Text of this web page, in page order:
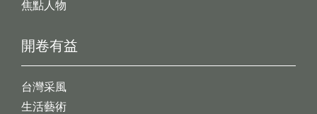
開卷有益
台灣采風
生活藝術
焦點人物